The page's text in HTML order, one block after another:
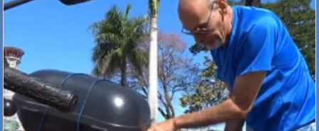
Posted
in